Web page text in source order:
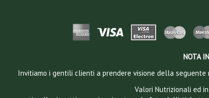
NOTA
Invitiamo i gentili clienti a prendere visione della
Valori Nutrizionali ed